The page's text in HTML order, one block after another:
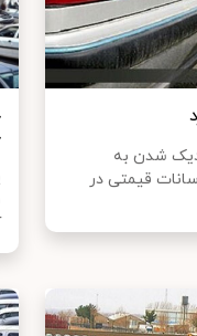
شدن به
قیمتی در